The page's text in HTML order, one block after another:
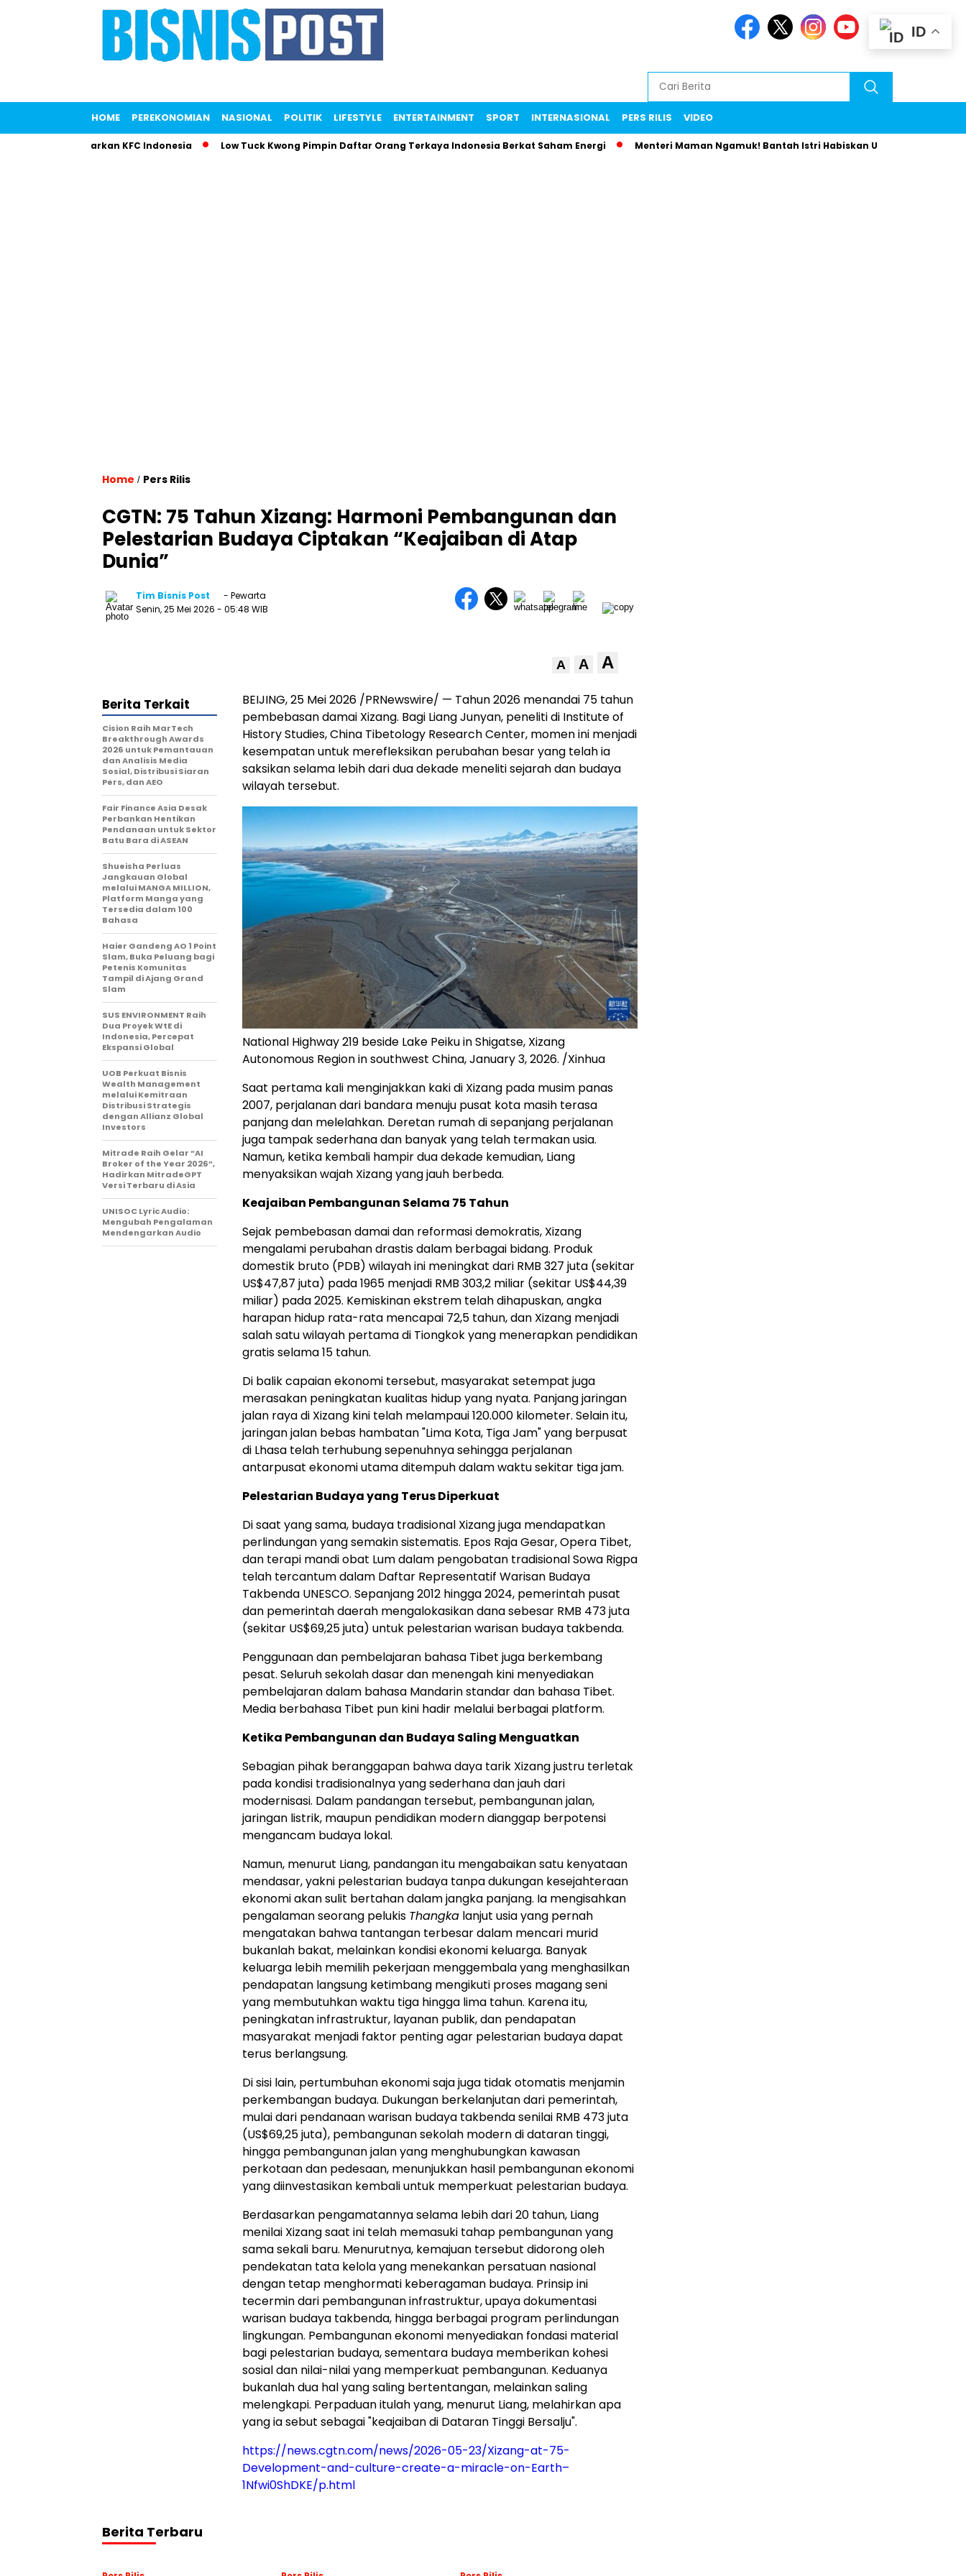
HOME PEREKONOMIAN NASIONAL POLITIK LIFESTYLE ENTERTAINMENT SPORT INTERNASIONAL PERS RILIS VIDEO
Gemparkan KFC Indonesia Low Tuck Kwong Pimpin Daftar Orang Terkaya Indonesia Berkat Saham Energi Menteri Maman Ngamuk! Bantah Istri Habiskan Uang Negara Liburan ke
Home / Pers Rilis
CGTN: 75 Tahun Xizang: Harmoni Pembangunan dan
Pelestarian Budaya Ciptakan “Keajaiban di Atap
Dunia”
Tim Bisnis Post
- Pewarta
Senin, 25 Mei 2026 - 05:48 WIB
A A A
BEIJING, 25 Mei 2026 /PRNewswire/ — Tahun 2026 menandai 75 tahun
pembebasan damai Xizang. Bagi Liang Junyan, peneliti di Institute of
History Studies, China Tibetology Research Center, momen ini menjadi
kesempatan untuk merefleksikan perubahan besar yang telah ia
saksikan selama lebih dari dua dekade meneliti sejarah dan budaya
wilayah tersebut.
National Highway 219 beside Lake Peiku in Shigatse, Xizang
Autonomous Region in southwest China, January 3, 2026. /Xinhua
Saat pertama kali menginjakkan kaki di Xizang pada musim panas
2007, perjalanan dari bandara menuju pusat kota masih terasa
panjang dan melelahkan. Deretan rumah di sepanjang perjalanan
juga tampak sederhana dan banyak yang telah termakan usia.
Namun, ketika kembali hampir dua dekade kemudian, Liang
menyaksikan wajah Xizang yang jauh berbeda.
Keajaiban Pembangunan Selama 75 Tahun
Sejak pembebasan damai dan reformasi demokratis, Xizang
mengalami perubahan drastis dalam berbagai bidang. Produk
domestik bruto (PDB) wilayah ini meningkat dari RMB 327 juta (sekitar
US$47,87 juta) pada 1965 menjadi RMB 303,2 miliar (sekitar US$44,39
miliar) pada 2025. Kemiskinan ekstrem telah dihapuskan, angka
harapan hidup rata-rata mencapai 72,5 tahun, dan Xizang menjadi
salah satu wilayah pertama di Tiongkok yang menerapkan pendidikan
gratis selama 15 tahun.
Di balik capaian ekonomi tersebut, masyarakat setempat juga
merasakan peningkatan kualitas hidup yang nyata. Panjang jaringan
jalan raya di Xizang kini telah melampaui 120.000 kilometer. Selain itu,
jaringan jalan bebas hambatan "Lima Kota, Tiga Jam" yang berpusat
di Lhasa telah terhubung sepenuhnya sehingga perjalanan
antarpusat ekonomi utama ditempuh dalam waktu sekitar tiga jam.
Pelestarian Budaya yang Terus Diperkuat
Di saat yang sama, budaya tradisional Xizang juga mendapatkan
perlindungan yang semakin sistematis. Epos Raja Gesar, Opera Tibet,
dan terapi mandi obat Lum dalam pengobatan tradisional Sowa Rigpa
telah tercantum dalam Daftar Representatif Warisan Budaya
Takbenda UNESCO. Sepanjang 2012 hingga 2024, pemerintah pusat
dan pemerintah daerah mengalokasikan dana sebesar RMB 473 juta
(sekitar US$69,25 juta) untuk pelestarian warisan budaya takbenda.
Penggunaan dan pembelajaran bahasa Tibet juga berkembang
pesat. Seluruh sekolah dasar dan menengah kini menyediakan
pembelajaran dalam bahasa Mandarin standar dan bahasa Tibet.
Media berbahasa Tibet pun kini hadir melalui berbagai platform.
Ketika Pembangunan dan Budaya Saling Menguatkan
Sebagian pihak beranggapan bahwa daya tarik Xizang justru terletak
pada kondisi tradisionalnya yang sederhana dan jauh dari
modernisasi. Dalam pandangan tersebut, pembangunan jalan,
jaringan listrik, maupun pendidikan modern dianggap berpotensi
mengancam budaya lokal.
Namun, menurut Liang, pandangan itu mengabaikan satu kenyataan
mendasar, yakni pelestarian budaya tanpa dukungan kesejahteraan
ekonomi akan sulit bertahan dalam jangka panjang. Ia mengisahkan
pengalaman seorang pelukis Thangka lanjut usia yang pernah
mengatakan bahwa tantangan terbesar dalam mencari murid
bukanlah bakat, melainkan kondisi ekonomi keluarga. Banyak
keluarga lebih memilih pekerjaan menggembala yang menghasilkan
pendapatan langsung ketimbang mengikuti proses magang seni
yang membutuhkan waktu tiga hingga lima tahun. Karena itu,
peningkatan infrastruktur, layanan publik, dan pendapatan
masyarakat menjadi faktor penting agar pelestarian budaya dapat
terus berlangsung.
Di sisi lain, pertumbuhan ekonomi saja juga tidak otomatis menjamin
perkembangan budaya. Dukungan berkelanjutan dari pemerintah,
mulai dari pendanaan warisan budaya takbenda senilai RMB 473 juta
(US$69,25 juta), pembangunan sekolah modern di dataran tinggi,
hingga pembangunan jalan yang menghubungkan kawasan
perkotaan dan pedesaan, menunjukkan hasil pembangunan ekonomi
yang diinvestasikan kembali untuk memperkuat pelestarian budaya.
Berdasarkan pengamatannya selama lebih dari 20 tahun, Liang
menilai Xizang saat ini telah memasuki tahap pembangunan yang
sama sekali baru. Menurutnya, kemajuan tersebut didorong oleh
pendekatan tata kelola yang menekankan persatuan nasional
dengan tetap menghormati keberagaman budaya. Prinsip ini
tecermin dari pembangunan infrastruktur, upaya dokumentasi
warisan budaya takbenda, hingga berbagai program perlindungan
lingkungan. Pembangunan ekonomi menyediakan fondasi material
bagi pelestarian budaya, sementara budaya memberikan kohesi
sosial dan nilai-nilai yang memperkuat pembangunan. Keduanya
bukanlah dua hal yang saling bertentangan, melainkan saling
melengkapi. Perpaduan itulah yang, menurut Liang, melahirkan apa
yang ia sebut sebagai "keajaiban di Dataran Tinggi Bersalju".
https://news.cgtn.com/news/2026-05-23/Xizang-at-75-
Development-and-culture-create-a-miracle-on-Earth–
1Nfwi0ShDKE/p.html
Berita Terkait
Cision Raih MarTech
Breakthrough Awards
2026 untuk Pemantauan
dan Analisis Media
Sosial, Distribusi Siaran
Pers, dan AEO
Fair Finance Asia Desak
Perbankan Hentikan
Pendanaan untuk Sektor
Batu Bara di ASEAN
Shueisha Perluas
Jangkauan Global
melalui MANGA MILLION,
Platform Manga yang
Tersedia dalam 100
Bahasa
Haier Gandeng AO 1 Point
Slam, Buka Peluang bagi
Petenis Komunitas
Tampil di Ajang Grand
Slam
SUS ENVIRONMENT Raih
Dua Proyek WtE di
Indonesia, Percepat
Ekspansi Global
UOB Perkuat Bisnis
Wealth Management
melalui Kemitraan
Distribusi Strategis
dengan Allianz Global
Investors
Mitrade Raih Gelar “AI
Broker of the Year 2026”,
Hadirkan MitradeGPT
Versi Terbaru di Asia
UNISOC Lyric Audio:
Mengubah Pengalaman
Mendengarkan Audio
Berita Terbaru
ID